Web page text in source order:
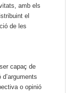
amb els
el
de les
capaç de
o opinió